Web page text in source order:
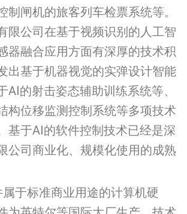
制闸机的旅客列车检票系统等。
限公司在基于视频识别的人工智
器融合应用方面有深厚的技术积
出基于机器视觉的实弹设计智能
AI的射击姿态辅助训练系统等、
构位移监测控制系统等多项技术
基于AI的软件控制技术已经是深
公司商业化、规模化使用的成熟
于标准商业用途的计算机硬